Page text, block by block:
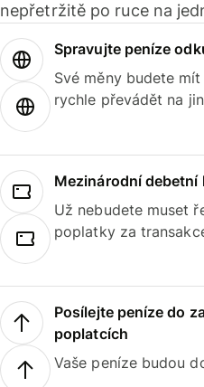
nepřetržitě po ruce na
Spravujte peníze
Své měny budete
rychle převádět na
Mezinárodní debetní
Už nebudete muset
poplatky za
Posílejte peníze do
poplatcích
Vaše peníze budou